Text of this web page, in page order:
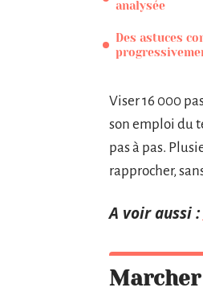
analysée
Des astuces
Viser 16 000
son emploi du
pas à pas.
rapprocher,
A voir aussi :
Marcher